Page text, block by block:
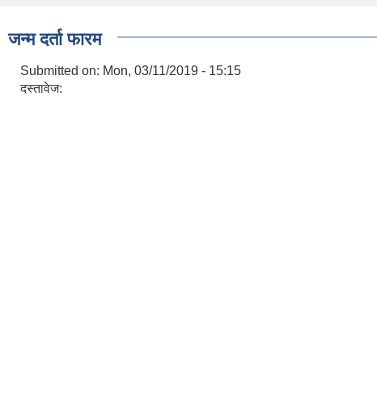
जन्म दर्ता फारम
Submitted on: Mon, 03/11/2019 - 15:15
दस्तावेज: